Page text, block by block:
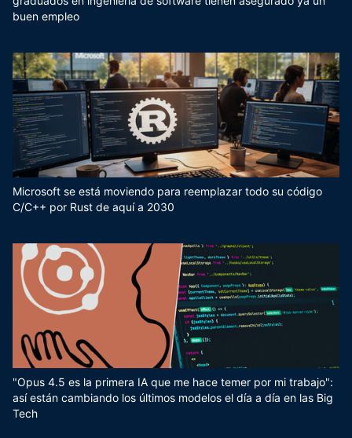
buen empleo
Microsoft se está moviendo para reemplazar todo su código
C/C++ por Rust de aquí a 2030
"Opus 4.5 es la primera IA que me hace temer por mi trabajo":
así están cambiando los últimos modelos el día a día en las Big
Tech